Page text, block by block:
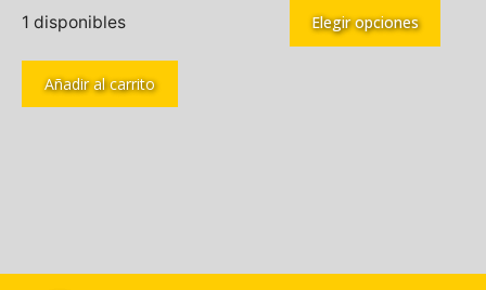
1 disponibles
Añadir al carrito
Elegir opciones